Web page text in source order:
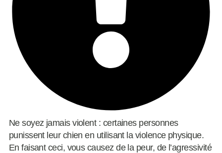
Ne soyez jamais violent : certaines personnes
punissent leur chien en utilisant la violence physique.
En faisant ceci, vous causez de la peur, de l’agressivité